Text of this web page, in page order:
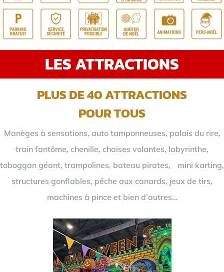
LES ATTRACTIONS
PLUS DE 40 ATTRACTIONS
POUR TOUS
Manèges à sensations, auto tamponneuses, palais du rire,
train fantôme, chenille, chaises volantes, labyrinthe,
toboggan géant, trampolines, bateau pirates, mini karting,
structures gonflables, pêche aux canards, jeux de tirs,
machines à pince et bien d’autres…